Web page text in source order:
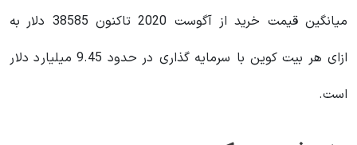
میانگین قیمت خرید از آگوست 2020 تاکنون 38585 دلار به
ازای هر بیت کوین با سرمایه گذاری در حدود 9.45 میلیارد دلار
است.